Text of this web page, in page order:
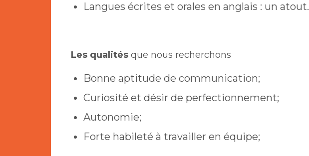
Langues écrites et orales en anglais : un atout.
Les qualités que nous recherchons
Bonne aptitude de communication;
Curiosité et désir de perfectionnement;
Autonomie;
Forte habileté à travailler en équipe;